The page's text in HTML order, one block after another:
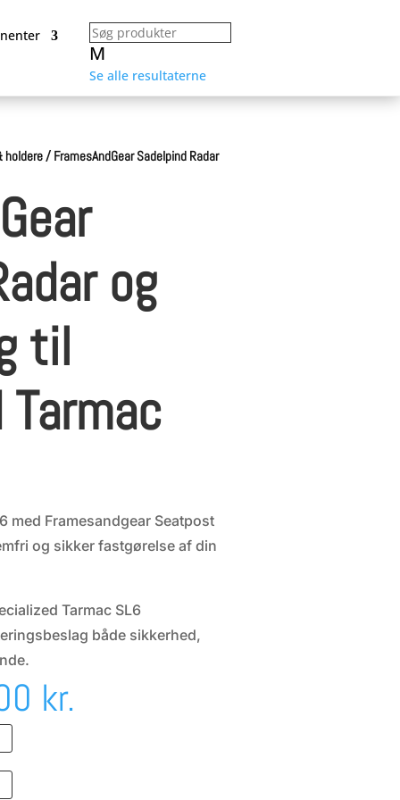
M
Se alle resultaterne
holdere / FramesAndGear Sadelpind Radar
og
til
med Framesandgear Seatpost
og sikker fastgørelse af din
Tarmac SL6
både sikkerhed,
kr.